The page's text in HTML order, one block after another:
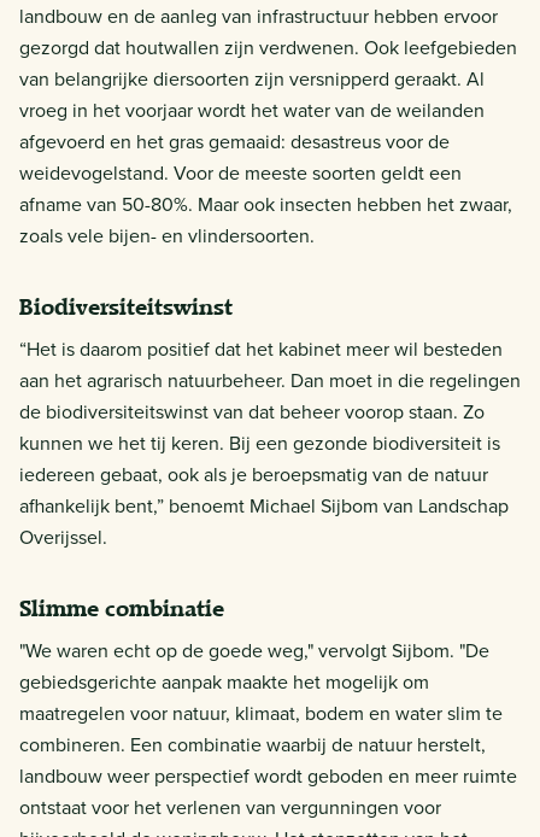
landbouw en de aanleg van infrastructuur hebben ervoor
gezorgd dat houtwallen zijn verdwenen. Ook leefgebieden
van belangrijke diersoorten zijn versnipperd geraakt. Al
vroeg in het voorjaar wordt het water van de weilanden
afgevoerd en het gras gemaaid: desastreus voor de
weidevogelstand. Voor de meeste soorten geldt een
afname van 50-80%. Maar ook insecten hebben het zwaar,
zoals vele bijen- en vlindersoorten.
Biodiversiteitswinst
“Het is daarom positief dat het kabinet meer wil besteden
aan het agrarisch natuurbeheer. Dan moet in die regelingen
de biodiversiteitswinst van dat beheer voorop staan. Zo
kunnen we het tij keren. Bij een gezonde biodiversiteit is
iedereen gebaat, ook als je beroepsmatig van de natuur
afhankelijk bent,” benoemt Michael Sijbom van Landschap
Overijssel.
Slimme combinatie
"We waren echt op de goede weg," vervolgt Sijbom. "De
gebiedsgerichte aanpak maakte het mogelijk om
maatregelen voor natuur, klimaat, bodem en water slim te
combineren. Een combinatie waarbij de natuur herstelt,
landbouw weer perspectief wordt geboden en meer ruimte
ontstaat voor het verlenen van vergunningen voor